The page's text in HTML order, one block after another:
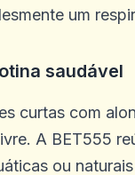
um
saudável
curtas com
A BET555
ou